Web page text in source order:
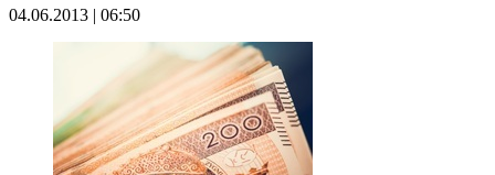
04.06.2013 | 06:50